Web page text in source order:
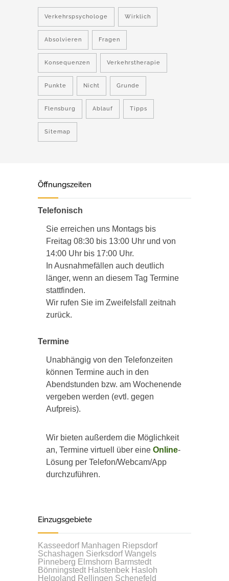
Verkehrspsychologe Wirklich
Absolvieren Fragen
Konsequenzen Verkehrstherapie
Punkte Nicht Grunde
Flensburg Ablauf Tipps
Sitemap
Öffnungszeiten
Telefonisch
Sie erreichen uns Montags bis
Freitag 08:30 bis 13:00 Uhr und von
14:00 Uhr bis 17:00 Uhr.
In Ausnahmefällen auch deutlich
länger, wenn an diesem Tag Termine
stattfinden.
Wir rufen Sie im Zweifelsfall zeitnah
zurück.
Termine
Unabhängig von den Telefonzeiten
können Termine auch in den
Abendstunden bzw. am Wochenende
vergeben werden (evtl. gegen
Aufpreis).
Wir bieten außerdem die Möglichkeit
an, Termine virtuell über eine Online-
Lösung per Telefon/Webcam/App
durchzuführen.
Einzugsgebiete
Kasseedorf Manhagen Riepsdorf
Schashagen Sierksdorf Wangels
Pinneberg Elmshorn Barmstedt
Bönningstedt Halstenbek Hasloh
Helgoland Rellingen Schenefeld